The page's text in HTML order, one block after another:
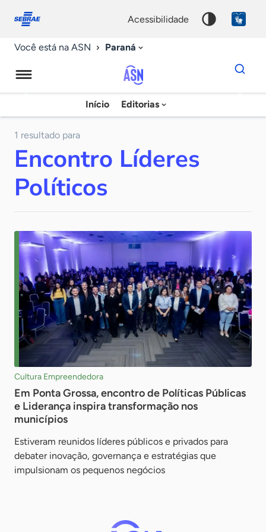
conosco
acessibilidade
Você está na ASN Paraná
Agência
Sebrae
Notícias
Início Editorias
Dados
para
chave
1 resultado para
Encontro Líderes
Políticos
Cultura Empreendedora
Em Ponta Grossa, encontro de Políticas Públicas
e Liderança inspira transformação nos
municípios
Estiveram reunidos líderes públicos e privados para
debater inovação, governança e estratégias que
impulsionam os pequenos negócios